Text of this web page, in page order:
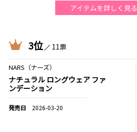
アイテムを詳しく見る
3位 11票
NARS（ナーズ）
ナチュラル ロングウェア ファ
ンデーション
2026-03-20